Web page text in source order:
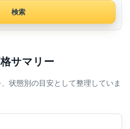
検索
サマリー
状態別の目安として整理していま